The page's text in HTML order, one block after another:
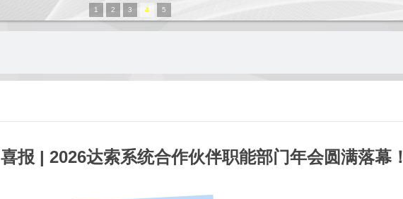
1 2 3 4 5
喜报 | 2026达索系统合作伙伴职能部门年会圆满落幕！